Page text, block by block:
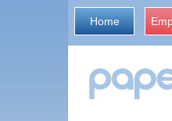
Home